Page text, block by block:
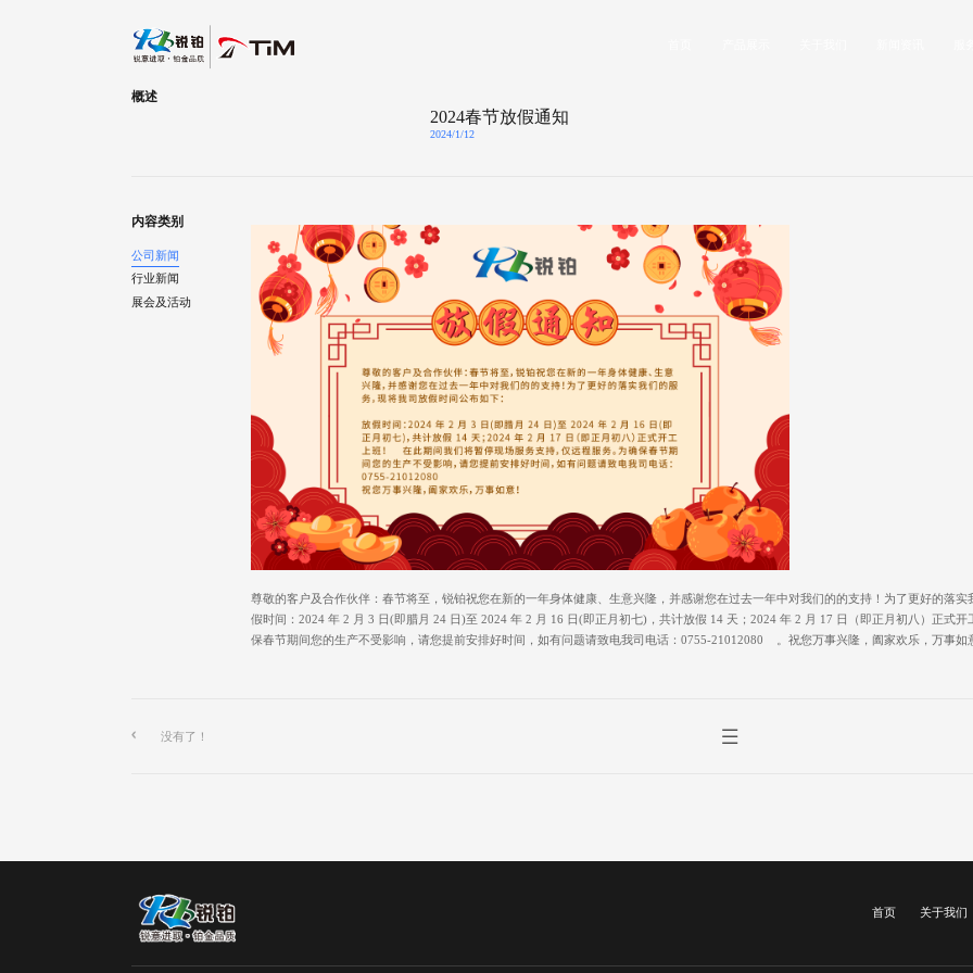
概述
2024春节放假通知
2024/1/12
内容类别
公司新闻
行业新闻
展会及活动
尊敬的客户及合作伙伴：春节将至，锐铂祝您在新的一年身体健康、生意兴隆，并感谢您在过去一年中对我们的的支持！为了更好的落
假时间：2024 年 2 月 3 日(即腊月 24 日)至 2024 年 2 月 16 日(即正月初七)，共计放假 14 天；2024 年 2 月 17 日（即正月初八）正
保春节期间您的生产不受影响，请您提前安排好时间，如有问题请致电我司电话：0755-21012080 。祝您万事兴隆，阖家欢乐，万事如
没有了！
首页 关于我们